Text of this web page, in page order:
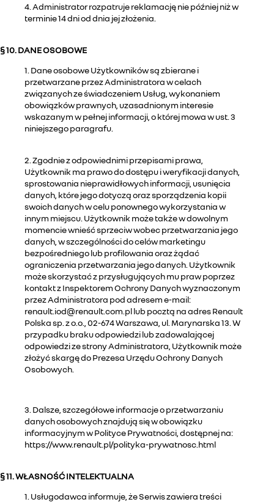
4. Administrator rozpatruje reklamację nie później niż w
terminie 14 dni od dnia jej złożenia.
§ 10. DANE OSOBOWE
1. Dane osobowe Użytkowników są zbierane i
przetwarzane przez Administratora w celach
związanych ze świadczeniem Usług, wykonaniem
obowiązków prawnych, uzasadnionym interesie
wskazanym w pełnej informacji, o której mowa w ust. 3
niniejszego paragrafu.
2. Zgodnie z odpowiednimi przepisami prawa,
Użytkownik ma prawo do dostępu i weryfikacji danych,
sprostowania nieprawidłowych informacji, usunięcia
danych, które jego dotyczą oraz sporządzenia kopii
swoich danych w celu ponownego wykorzystania w
innym miejscu. Użytkownik może także w dowolnym
momencie wnieść sprzeciw wobec przetwarzania jego
danych, w szczególności do celów marketingu
bezpośredniego lub profilowania oraz żądać
ograniczenia przetwarzania jego danych. Użytkownik
może skorzystać z przysługujących mu praw poprzez
kontakt z Inspektorem Ochrony Danych wyznaczonym
przez Administratora pod adresem e-mail:
renault.iod@renault.com.pl lub pocztą na adres Renault
Polska sp. z o.o., 02-674 Warszawa, ul. Marynarska 13. W
przypadku braku odpowiedzi lub zadowalającej
odpowiedzi ze strony Administratora, Użytkownik może
złożyć skargę do Prezesa Urzędu Ochrony Danych
Osobowych.
3. Dalsze, szczegółowe informacje o przetwarzaniu
danych osobowych znajdują się w obowiązku
informacyjnym w Polityce Prywatności, dostępnej na:
https://www.renault.pl/polityka-prywatnosc.html
§ 11. WŁASNOŚĆ INTELEKTUALNA
1. Usługodawca informuje, że Serwis zawiera treści